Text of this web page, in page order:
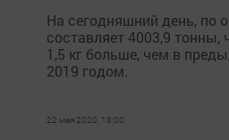
На сегодняшний день, по
составляет 4003,9 тонны,
1,5 кг больше, чем в
2019 годом.
22 мая 2020, 18:00